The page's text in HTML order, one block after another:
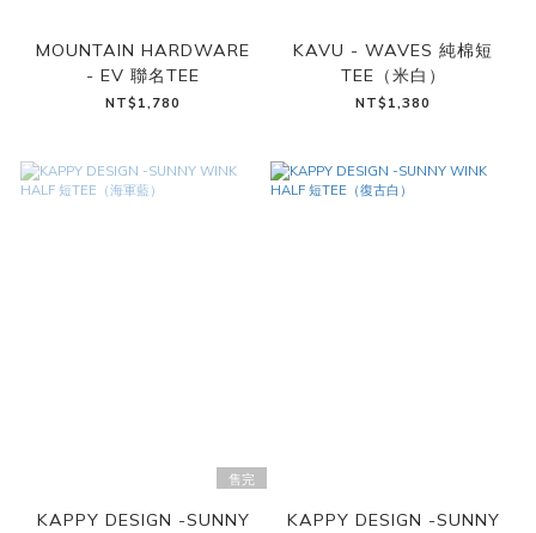
MOUNTAIN HARDWARE
- EV 聯名TEE
NT$1,780
KAVU - WAVES 純棉短
TEE（米白）
NT$1,380
售完
KAPPY DESIGN -SUNNY
KAPPY DESIGN -SUNNY